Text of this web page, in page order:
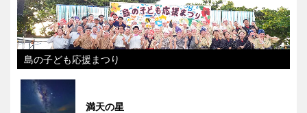
島の子ども応援まつり
満天の星